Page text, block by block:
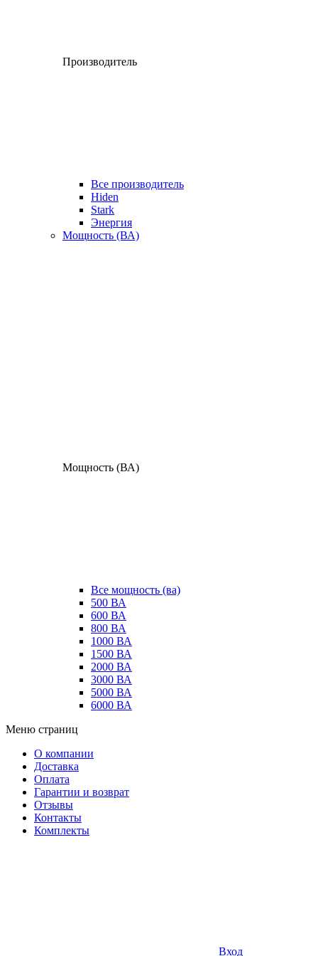
Производитель
Все производитель
Hiden
Stark
Энергия
Мощность (ВА)
Мощность (ВА)
Все мощность (ва)
500 ВА
600 ВА
800 ВА
1000 ВА
1500 ВА
2000 ВА
3000 ВА
5000 ВА
6000 ВА
Меню страниц
О компании
Доставка
Оплата
Гарантии и возврат
Отзывы
Контакты
Комплекты
Вход